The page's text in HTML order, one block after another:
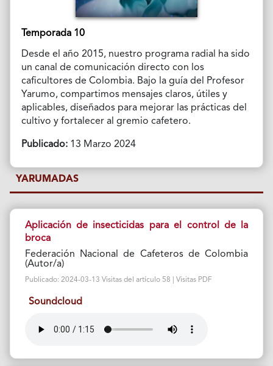
Temporada 10
Desde el año 2015, nuestro programa radial ha sido
un canal de comunicación directo con los
caficultores de Colombia. Bajo la guía del Profesor
Yarumo, compartimos mensajes claros, útiles y
aplicables, diseñados para mejorar las prácticas del
cultivo y fortalecer al gremio cafetero.
Publicado:13 Marzo 2024
YARUMADAS
Aplicación de insecticidas para el control de la
broca
Federación Nacional de Cafeteros de Colombia
(Autor/a)
Publicado: 2024-03-13 Visitas del artículo 58 | Visitas PDF
Soundcloud